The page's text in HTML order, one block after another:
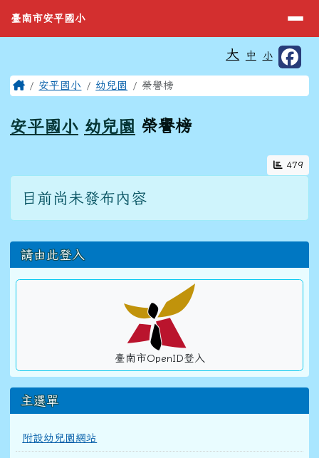
臺南市安平國小
導覽列
臺南市安平國小
⏸
大 中 小
主內容區域
Home安平國小 幼兒園 榮譽榜
安平國小 幼兒園 榮譽榜
479
目前尚未發布內容
左邊區域內容
請由此登入
臺南市OpenID登入
主選單
附設幼兒園網站
頁尾區域